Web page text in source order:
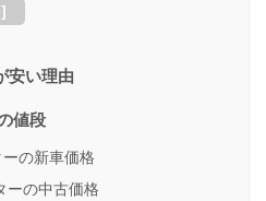
]
安い理由
値段
の新車価格
ーの中古価格